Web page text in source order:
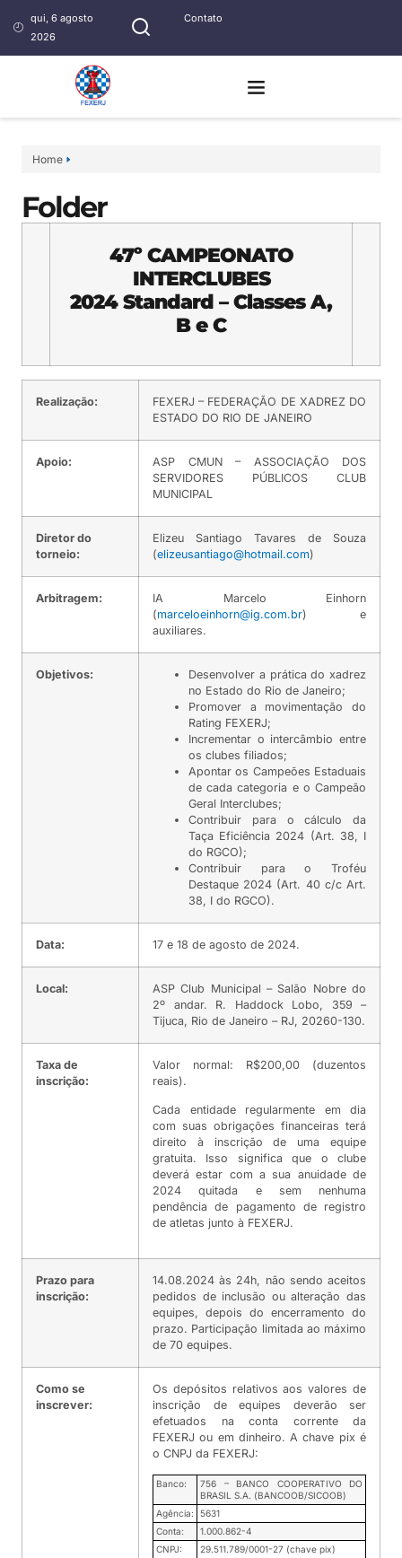
qui, 6 agosto
2026
Contato
Home
Folder
47º CAMPEONATO
INTERCLUBES
2024 Standard – Classes A,
B e C
Realização:
FEXERJ – FEDERAÇÃO DE XADREZ DO
ESTADO DO RIO DE JANEIRO
Apoio:
ASP CMUN – ASSOCIAÇÃO DOS
SERVIDORES PÚBLICOS CLUB
MUNICIPAL
Diretor do
torneio:
Elizeu Santiago Tavares de Souza
(elizeusantiago@hotmail.com)
Arbitragem:
IA Marcelo Einhorn
(marceloeinhorn@ig.com.br) e
auxiliares.
Objetivos:
Desenvolver a prática do xadrez
no Estado do Rio de Janeiro;
Promover a movimentação do
Rating FEXERJ;
Incrementar o intercâmbio entre
os clubes filiados;
Apontar os Campeões Estaduais
de cada categoria e o Campeão
Geral Interclubes;
Contribuir para o cálculo da
Taça Eficiência 2024 (Art. 38, I
do RGCO);
Contribuir para o Troféu
Destaque 2024 (Art. 40 c/c Art.
38, I do RGCO).
Data: 17 e 18 de agosto de 2024.
Local:
ASP Club Municipal – Salão Nobre do
2º andar. R. Haddock Lobo, 359 –
Tijuca, Rio de Janeiro – RJ, 20260-130.
Taxa de
inscrição:
Valor normal: R$200,00 (duzentos
reais).
Cada entidade regularmente em dia
com suas obrigações financeiras terá
direito à inscrição de uma equipe
gratuita. Isso significa que o clube
deverá estar com a sua anuidade de
2024 quitada e sem nenhuma
pendência de pagamento de registro
de atletas junto à FEXERJ.
Prazo para
inscrição:
14.08.2024 às 24h, não sendo aceitos
pedidos de inclusão ou alteração das
equipes, depois do encerramento do
prazo. Participação limitada ao máximo
de 70 equipes.
Como se
inscrever:
Os depósitos relativos aos valores de
inscrição de equipes deverão ser
efetuados na conta corrente da
FEXERJ ou em dinheiro. A chave pix é
o CNPJ da FEXERJ:
Banco:
756 – BANCO COOPERATIVO DO
BRASIL S.A. (BANCOOB/SICOOB)
Agência:
5631
Conta:
1.000.862-4
CNPJ:
29.511.789/0001-27 (chave pix)